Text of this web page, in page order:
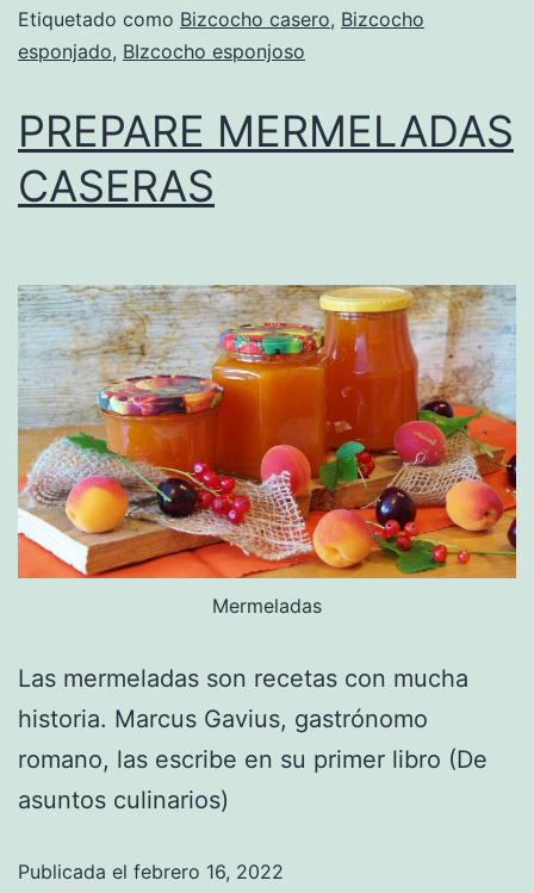
Etiquetado como Bizcocho casero, Bizcocho
esponjado, BIzcocho esponjoso
PREPARE MERMELADAS
CASERAS
Mermeladas
Las mermeladas son recetas con mucha
historia. Marcus Gavius, gastrónomo
romano, las escribe en su primer libro (De
asuntos culinarios)
Publicada el febrero 16, 2022